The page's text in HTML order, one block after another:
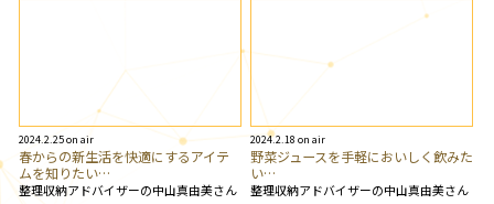
2024.2.25 on air
春からの新生活を快適にするアイテ
ムを知りたい…
整理収納アドバイザーの中山真由美さん
2024.2.18 on air
野菜ジュースを手軽においしく飲みた
い…
整理収納アドバイザーの中山真由美さん